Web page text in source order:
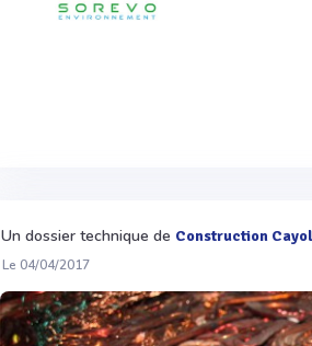
Un dossier technique de Construction
Le 04/04/2017